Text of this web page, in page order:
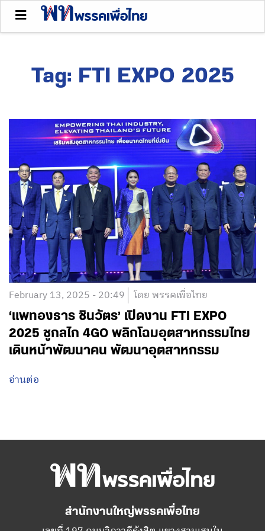
Tag: FTI EXPO 2025
February 13, 2025 - 20:49 โดย พรรคเพื่อไทย
‘แพทองธาร ชินวัตร’ เปิดงาน FTI EXPO
2025 ชูกลไก 4GO พลิกโฉมอุตสาหกรรมไทย
เดินหน้าพัฒนาคน พัฒนาอุตสาหกรรม
อ่านต่อ
สำนักงานใหญ่พรรคเพื่อไทย